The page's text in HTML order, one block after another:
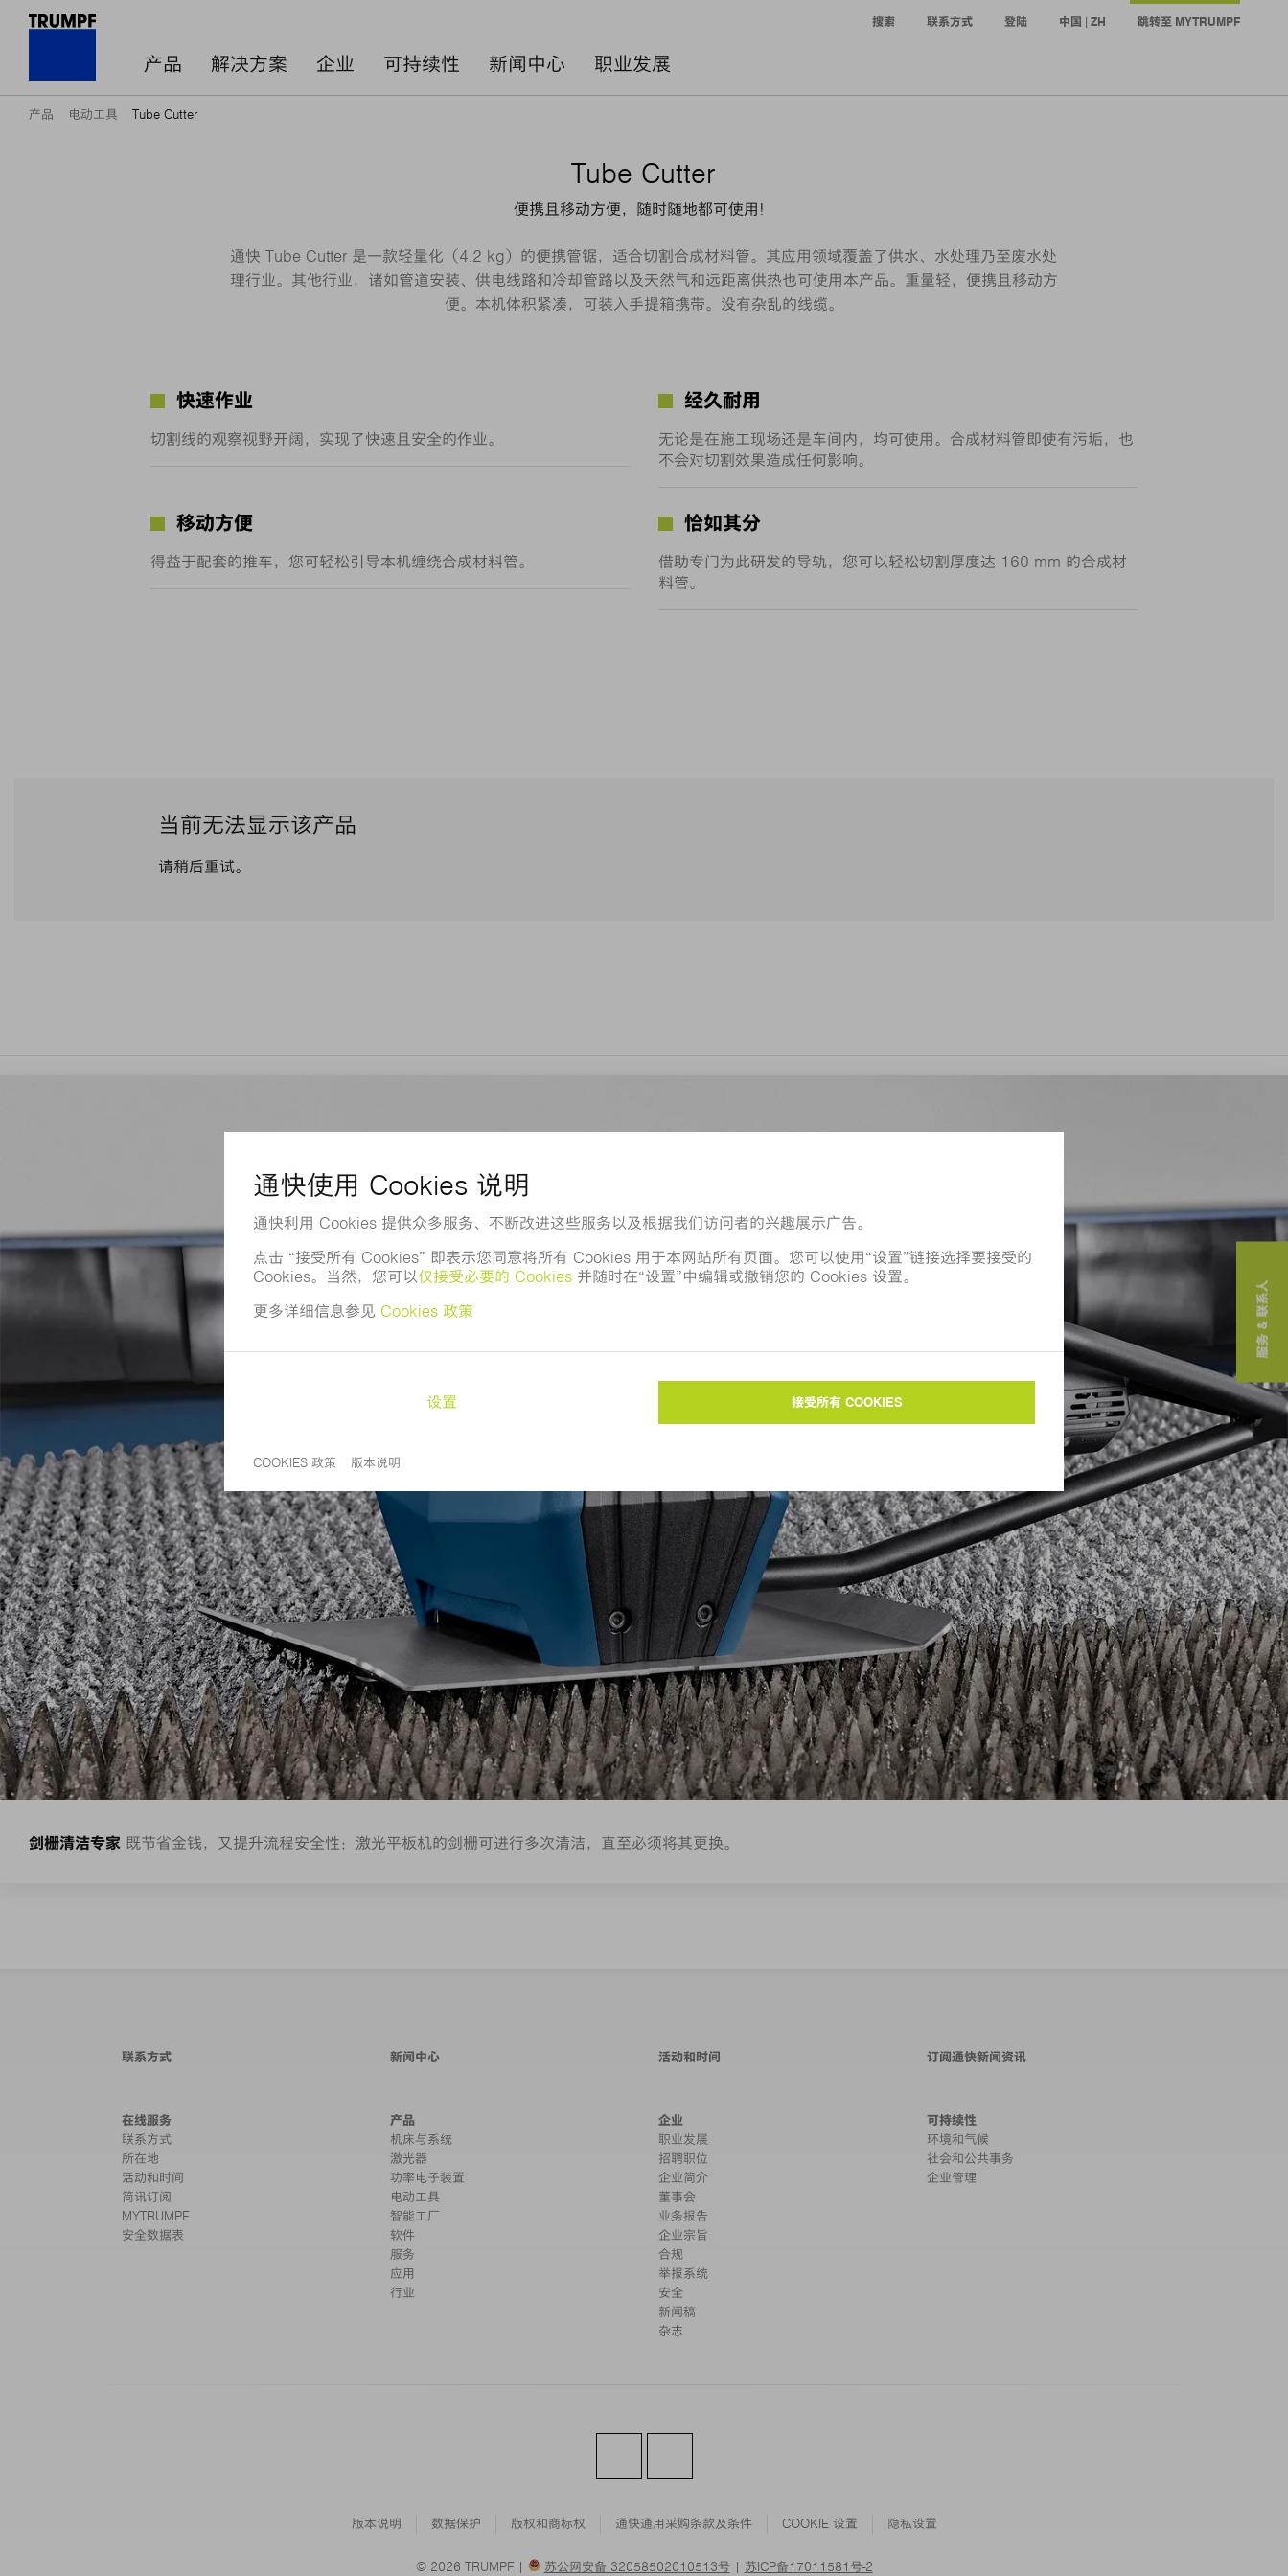
产品 解决方案 企业 可持续性 新闻中心 职业发展
搜索 联系方式 登陆 中国 | ZH 跳转至 MYTRUMPF
产品 电动工具 Tube Cutter
Tube Cutter
便携且移动方便，随时随地都可使用！
通快 Tube Cutter 是一款轻量化（4.2 kg）的便携管锯，适合切割合成材料管。其应用领域覆盖了供水、水处理乃至废水处
理行业。其他行业，诸如管道安装、供电线路和冷却管路以及天然气和远距离供热也可使用本产品。重量轻，便携且移动方
便。本机体积紧凑，可装入手提箱携带。没有杂乱的线缆。
快速作业
切割线的观察视野开阔，实现了快速且安全的作业。
经久耐用
无论是在施工现场还是车间内，均可使用。合成材料管即使有污垢，也
不会对切割效果造成任何影响。
移动方便
得益于配套的推车，您可轻松引导本机缠绕合成材料管。
恰如其分
借助专门为此研发的导轨，您可以轻松切割厚度达 160 mm 的合成材
料管。
当前无法显示该产品
请稍后重试。
剑栅清洁专家 既节省金钱，又提升流程安全性：激光平板机的剑栅可进行多次清洁，直至必须将其更换。
服务 & 联系人
联系方式 新闻中心 活动和时间 订阅通快新闻资讯
在线服务
联系方式
所在地
活动和时间
简讯订阅
MYTRUMPF
安全数据表
产品
机床与系统
激光器
功率电子装置
电动工具
智能工厂
软件
服务
应用
行业
企业
职业发展
招聘职位
企业简介
董事会
业务报告
企业宗旨
合规
举报系统
安全
新闻稿
杂志
可持续性
环境和气候
社会和公共事务
企业管理
版本说明 数据保护 版权和商标权 通快通用采购条款及条件 COOKIE 设置 隐私设置
© 2026 TRUMPF | 苏公网安备 32058502010513号| 苏ICP备17011581号-2